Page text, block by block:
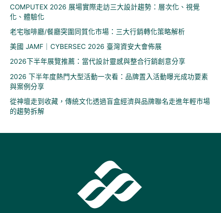
COMPUTEX 2026 展場實際走訪三大設計趨勢：層次化、視覺
化、體驗化
老宅咖啡廳/餐廳突圍同質化市場：三大行銷轉化策略解析
美國 JAMF｜CYBERSEC 2026 臺灣資安大會佈展
2026下半年展覽推薦：當代設計靈感與整合行銷創意分享
2026 下半年度熱門大型活動一次看：品牌置入活動曝光成功要素
與案例分享
從神壇走到收藏，傳統文化透過盲盒經濟與品牌聯名走進年輕市場
的趨勢拆解